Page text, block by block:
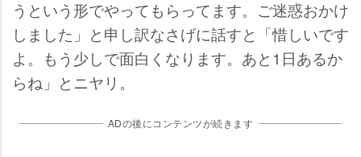
うという形でやってもらってます。ご迷惑おかけ
しました」と申し訳なさげに話すと「惜しいです
よ。もう少しで面白くなります。あと1日あるか
らね」とニヤリ。
ADの後にコンテンツが続きます